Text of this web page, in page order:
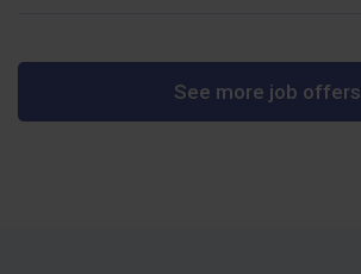
See more job offers